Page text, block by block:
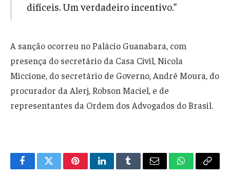
difíceis. Um verdadeiro incentivo.”
A sanção ocorreu no Palácio Guanabara, com
presença do secretário da Casa Civil, Nicola
Miccione, do secretário de Governo, André Moura, do
procurador da Alerj, Robson Maciel, e de
representantes da Ordem dos Advogados do Brasil.
FacebookTwitterPinterestLinkedInTumblrEmail WhatsApp
Copy